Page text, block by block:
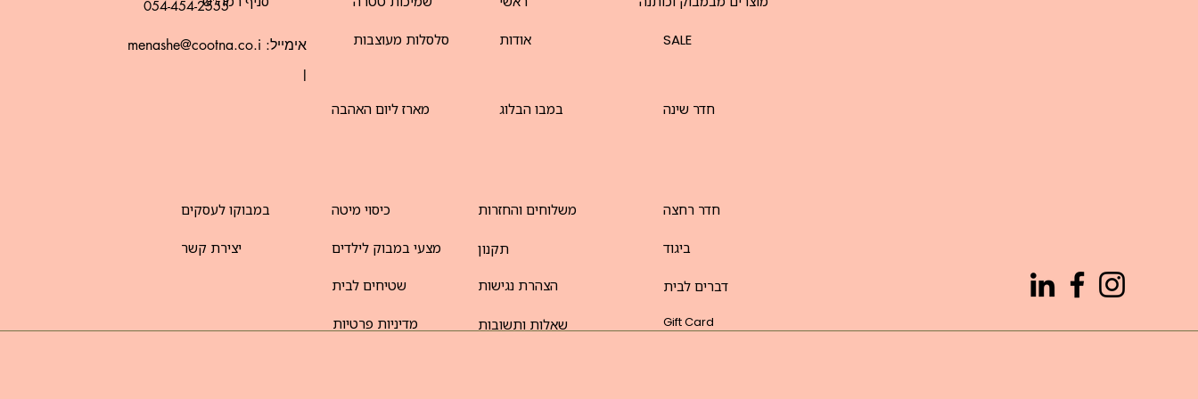
054-454-2555
אימייל: menashe@cootna.co.i
l
סלסלות מעוצבות
מארז ליום האהבה
אודות
במבו הבלוג
SALE
חדר שינה
במבוקו לעסקים
יצירת קשר
כיסוי מיטה
מצעי במבוק לילדים
שטיחים לבית
מדיניות פרטיות
משלוחים והחזרות
תקנון
הצהרת נגישות
שאלות ותשובות
חדר רחצה
ביגוד
דברים לבית
Gift Card